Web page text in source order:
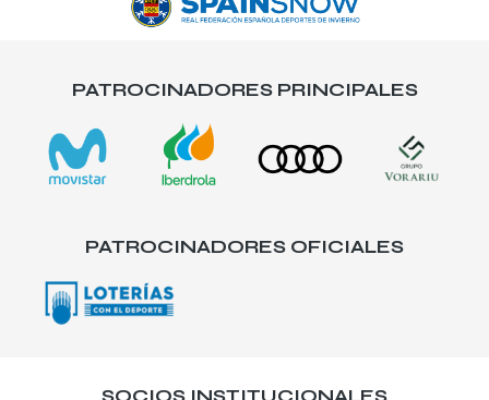
PATROCINADORES PRINCIPALES
PATROCINADORES OFICIALES